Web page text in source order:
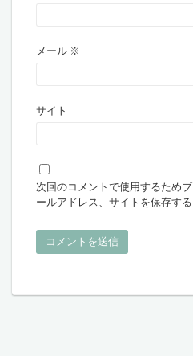
メール ※
サイト
次回のコメントで使用するため
ールアドレス、サイトを保存する